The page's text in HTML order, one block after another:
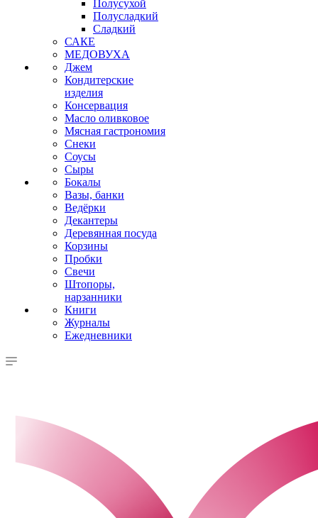
Полусухой
Полусладкий
Сладкий
САКЕ
МЕДОВУХА
Джем
Кондитерские
изделия
Консервация
Масло оливковое
Мясная гастрономия
Снеки
Соусы
Сыры
Бокалы
Вазы, банки
Ведёрки
Декантеры
Деревянная посуда
Корзины
Пробки
Свечи
Штопоры,
нарзанники
Книги
Журналы
Ежедневники